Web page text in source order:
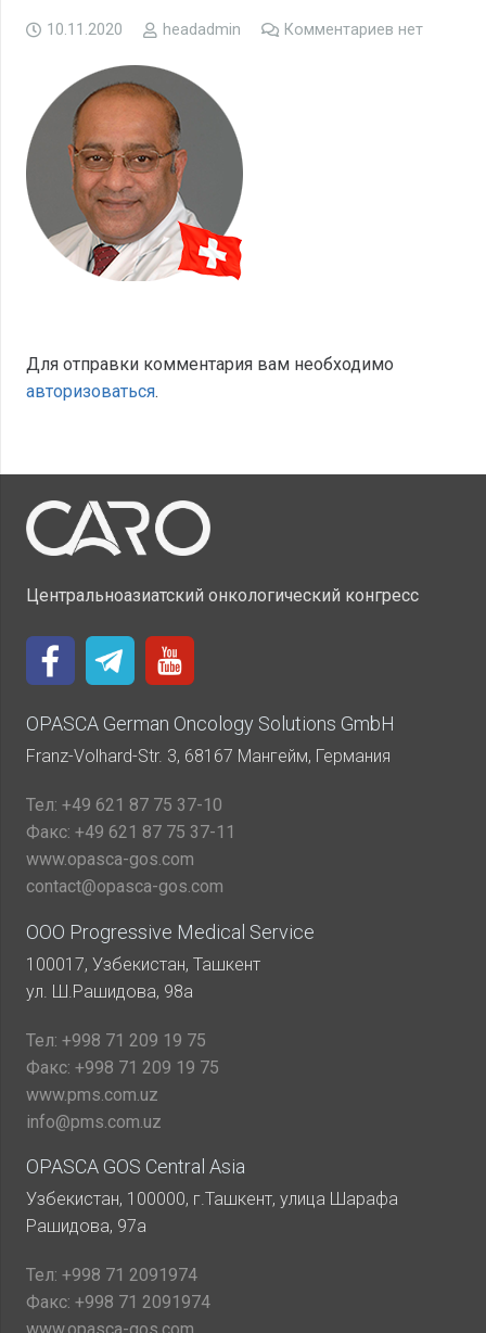
10.11.2020 headadmin Комментариев нет
Для отправки комментария вам необходимо
авторизоваться.
Центральноазиатский онкологический конгресс
OPASCA German Oncology Solutions GmbH
Franz-Volhard-Str. 3, 68167 Мангейм, Германия
Тел: +49 621 87 75 37-10
Факс: +49 621 87 75 37-11
www.opasca-gos.com
contact@opasca-gos.com
ООО Progressive Medical Service
100017, Узбекистан, Ташкент
ул. Ш.Рашидова, 98а
Тел: +998 71 209 19 75
Факс: +998 71 209 19 75
www.pms.com.uz
info@pms.com.uz
OPASCA GOS Central Asia
Узбекистан, 100000, г.Ташкент, улица Шарафа
Рашидова, 97а
Тел: +998 71 2091974
Факс: +998 71 2091974